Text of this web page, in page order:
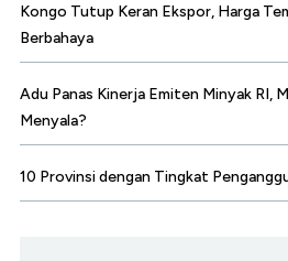
Kongo Tutup Keran Ekspor, Harga
Berbahaya
Adu Panas Kinerja Emiten Minyak RI,
Menyala?
10 Provinsi dengan Tingkat